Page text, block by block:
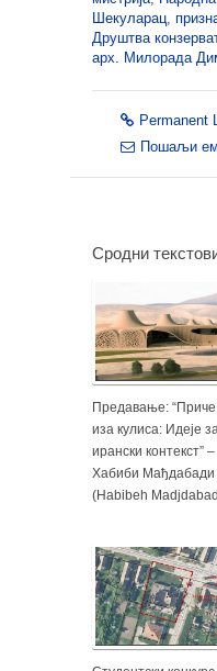
Шекуларац
Друштва
арх. Милорада
Permanent
Пошаљи
Сродни
Предавање: “Приче
иза кулиса: Идеје за
ирански контекст” –
Хабиби Мађдабади
(Habibeh